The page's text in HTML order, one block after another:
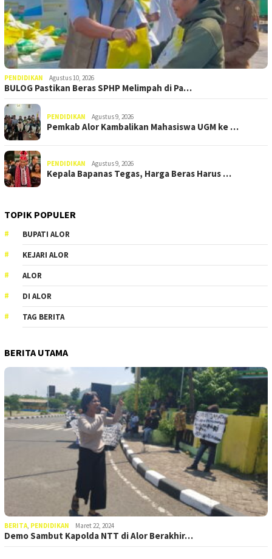
PENDIDIKAN Agustus 10, 2026
BULOG Pastikan Beras SPHP Melimpah di Pa…
PENDIDIKAN Agustus 9, 2026
Pemkab Alor Kambalikan Mahasiswa UGM ke …
PENDIDIKAN Agustus 9, 2026
Kepala Bapanas Tegas, Harga Beras Harus …
TOPIK POPULER
BUPATI ALOR
KEJARI ALOR
ALOR
DI ALOR
TAG BERITA
BERITA UTAMA
BERITA PENDIDIKAN Maret 22, 2024
Demo Sambut Kapolda NTT di Alor Berakhir…